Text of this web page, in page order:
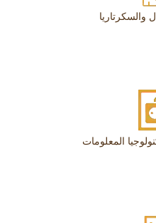
والسكرتاريا
المعلومات